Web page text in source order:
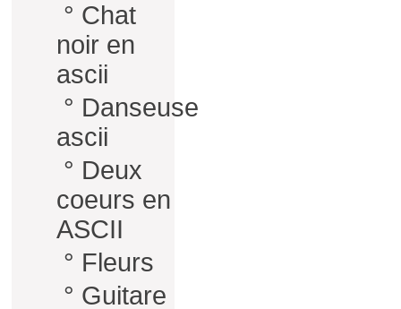
° Chat
noir en
ascii
° Danseuse
ascii
° Deux
coeurs en
ASCII
° Fleurs
° Guitare